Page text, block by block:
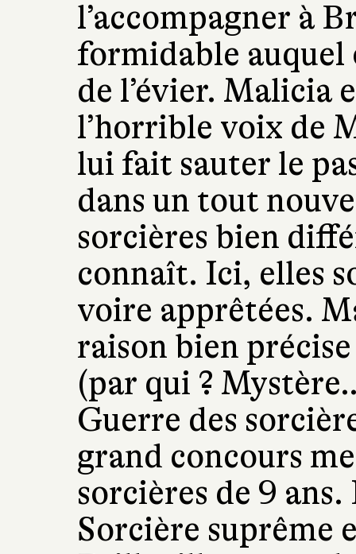
l’accompagner à
formidable auquel
de l’évier. Malicia
l’horrible voix de
lui fait sauter le
dans un tout
sorcières bien
connaît. Ici, elles
voire apprêtées.
raison bien
(par qui ?
Guerre des
grand concours
sorcières de 9
Sorcière suprême